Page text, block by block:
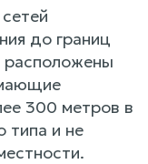
до границ
расположены
300 метров в
типа и не